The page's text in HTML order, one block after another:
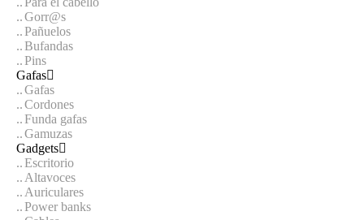
Gorr@s
Pañuelos
Bufandas
Pins
Gafas
Gafas
Cordones
Funda gafas
Gamuzas
Gadgets
Escritorio
Altavoces
Auriculares
Power banks